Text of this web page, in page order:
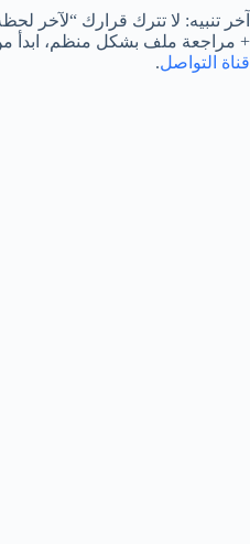
آخر تنبيه: لا تترك قرارك “لآخر
+ مراجعة ملف بشكل منظم، ابدأ
قناة التواصل.